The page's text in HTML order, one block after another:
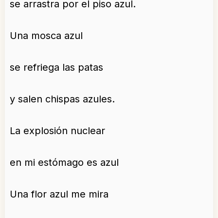
se arrastra por el piso azul.
Una mosca azul
se refriega las patas
y salen chispas azules.
La explosión nuclear
en mi estómago es azul
Una flor azul me mira